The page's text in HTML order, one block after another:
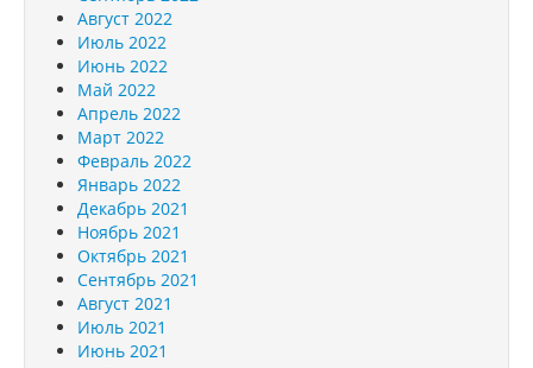
Август 2022
Июль 2022
Июнь 2022
Май 2022
Апрель 2022
Март 2022
Февраль 2022
Январь 2022
Декабрь 2021
Ноябрь 2021
Октябрь 2021
Сентябрь 2021
Август 2021
Июль 2021
Июнь 2021